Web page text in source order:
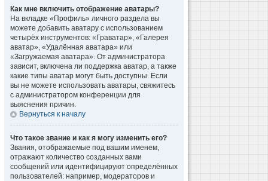
Как мне включить отображение аватары?
На вкладке «Профиль» личного раздела вы
можете добавить аватару с использованием
четырёх инструментов: «Граватар», «Галерея
аватар», «Удалённая аватара» или
«Загружаемая аватара». От администратора
зависит, включена ли поддержка аватар, а также
какие типы аватар могут быть доступны. Если
вы не можете использовать аватары, свяжитесь
с администратором конференции для
выяснения причин.
Вернуться к началу
Что такое звание и как я могу изменить его?
Звания, отображаемые под вашим именем,
отражают количество созданных вами
сообщений или идентифицируют определённых
пользователей: например, модераторов и